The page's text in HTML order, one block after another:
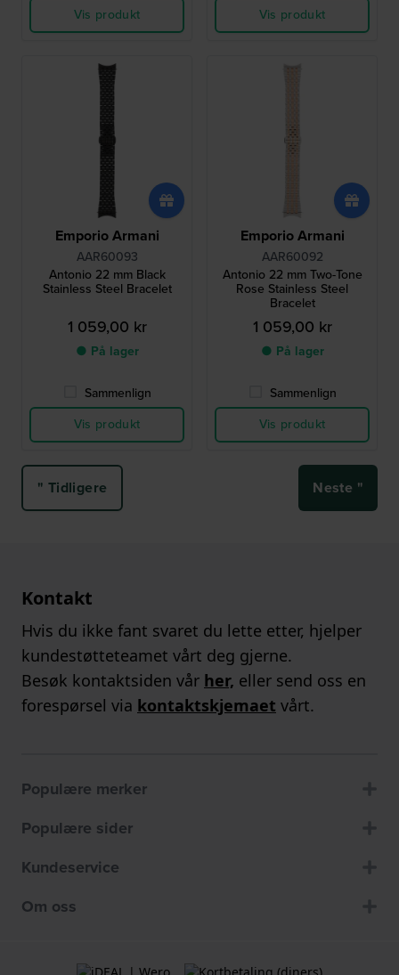
Vis produkt
Vis produkt
Emporio Armani
AAR60093
Antonio 22 mm Black
Stainless Steel Bracelet
1 059,00 kr
● På lager
Sammenlign
Vis produkt
Emporio Armani
AAR60092
Antonio 22 mm Two-Tone
Rose Stainless Steel
Bracelet
1 059,00 kr
● På lager
Sammenlign
Vis produkt
" Tidligere Neste "
Kontakt
Hvis du ikke fant svaret du lette etter, hjelper
kundestøtteteamet vårt deg gjerne.
Besøk kontaktsiden vår her, eller send oss en
forespørsel via kontaktskjemaet vårt.
Populære merker
Populære sider
Kundeservice
Om oss